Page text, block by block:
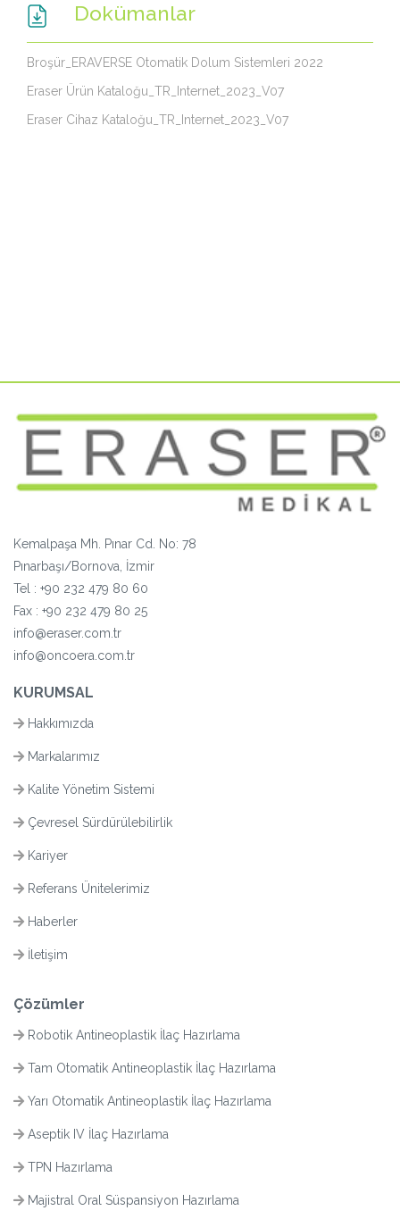
Dokümanlar
Broşür_ERAVERSE Otomatik Dolum Sistemleri 2022
Eraser Ürün Kataloğu_TR_Internet_2023_V07
Eraser Cihaz Kataloğu_TR_Internet_2023_V07
Kemalpaşa Mh. Pınar Cd. No: 78
Pınarbaşı/Bornova, İzmir
Tel : +90 232 479 80 60
Fax : +90 232 479 80 25
info@eraser.com.tr
info@oncoera.com.tr
KURUMSAL
Hakkımızda
Markalarımız
Kalite Yönetim Sistemi
Çevresel Sürdürülebilirlik
Kariyer
Referans Ünitelerimiz
Haberler
İletişim
Çözümler
Robotik Antineoplastik İlaç Hazırlama
Tam Otomatik Antineoplastik İlaç Hazırlama
Yarı Otomatik Antineoplastik İlaç Hazırlama
Aseptik IV İlaç Hazırlama
TPN Hazırlama
Majistral Oral Süspansiyon Hazırlama